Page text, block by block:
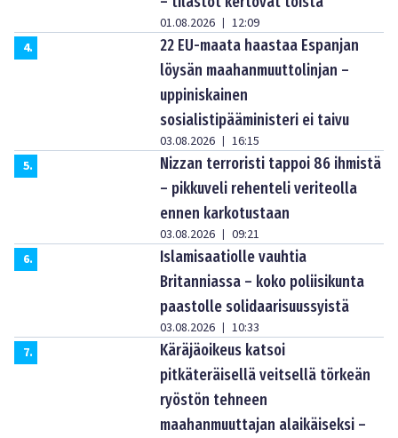
01.08.2026 | 12:09
4.
22 EU-maata haastaa Espanjan
löysän maahanmuuttolinjan –
uppiniskainen
sosialistipääministeri ei taivu
03.08.2026 | 16:15
5.
Nizzan terroristi tappoi 86 ihmistä
– pikkuveli rehenteli veriteolla
ennen karkotustaan
03.08.2026 | 09:21
6.
Islamisaatiolle vauhtia
Britanniassa – koko poliisikunta
paastolle solidaarisuussyistä
03.08.2026 | 10:33
7.
Käräjäoikeus katsoi
pitkäteräisellä veitsellä törkeän
ryöstön tehneen
maahanmuuttajan alaikäiseksi –